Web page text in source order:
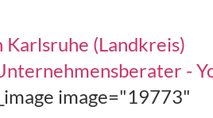
(Landkreis)
-
image="19773"